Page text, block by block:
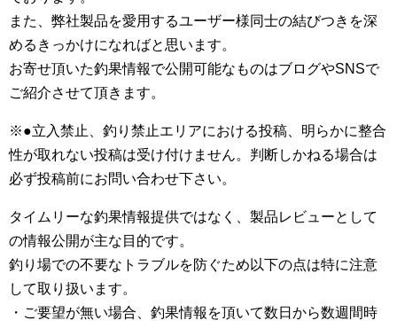
また、弊社製品を愛用するユーザー様同士の結びつきを深
めるきっかけになればと思います。
お寄せ頂いた釣果情報で公開可能なものはブログやSNSで
ご紹介させて頂きます。
※●立入禁止、釣り禁止エリアにおける投稿、明らかに整合
性が取れない投稿は受け付けません。判断しかねる場合は
必ず投稿前にお問い合わせ下さい。
タイムリーな釣果情報提供ではなく、製品レビューとして
の情報公開が主な目的です。
釣り場での不要なトラブルを防ぐため以下の点は特に注意
して取り扱います。
・ご要望が無い場合、釣果情報を頂いて数日から数週間時